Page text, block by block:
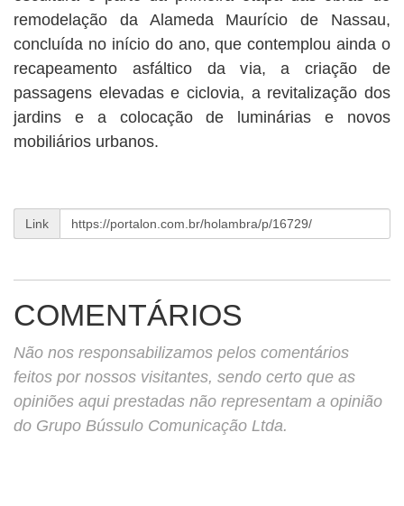
remodelação da Alameda Maurício de Nassau,
concluída no início do ano, que contemplou ainda o
recapeamento asfáltico da via, a criação de
passagens elevadas e ciclovia, a revitalização dos
jardins e a colocação de luminárias e novos
mobiliários urbanos.
Link
COMENTÁRIOS
Não nos responsabilizamos pelos comentários
feitos por nossos visitantes, sendo certo que as
opiniões aqui prestadas não representam a opinião
do Grupo Bússulo Comunicação Ltda.